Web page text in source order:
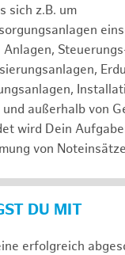
sich z.B. um
Anlagen,
außerhalb von
wird Dein
von
DU MIT
erfolgreich